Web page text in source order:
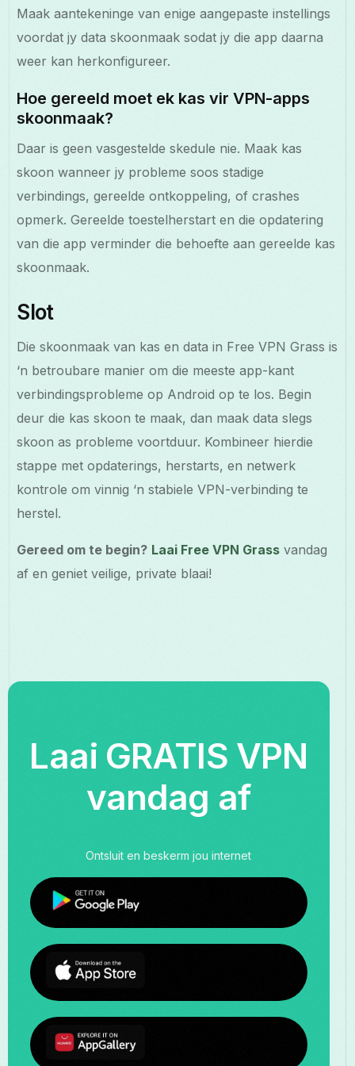
Maak aantekeninge van enige aangepaste instellings
voordat jy data skoonmaak sodat jy die app daarna
weer kan herkonfigureer.
Hoe gereeld moet ek kas vir VPN-apps
skoonmaak?
Daar is geen vasgestelde skedule nie. Maak kas
skoon wanneer jy probleme soos stadige
verbindings, gereelde ontkoppeling, of crashes
opmerk. Gereelde toestelherstart en die opdatering
van die app verminder die behoefte aan gereelde kas
skoonmaak.
Slot
Die skoonmaak van kas en data in Free VPN Grass is
‘n betroubare manier om die meeste app-kant
verbindingsprobleme op Android op te los. Begin
deur die kas skoon te maak, dan maak data slegs
skoon as probleme voortduur. Kombineer hierdie
stappe met opdaterings, herstarts, en netwerk
kontrole om vinnig ‘n stabiele VPN-verbinding te
herstel.
Gereed om te begin? Laai Free VPN Grass vandag
af en geniet veilige, private blaai!
Laai GRATIS VPN
vandag af
Ontsluit en beskerm jou internet